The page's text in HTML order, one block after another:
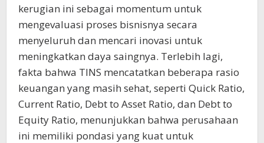
kerugian ini sebagai momentum untuk
mengevaluasi proses bisnisnya secara
menyeluruh dan mencari inovasi untuk
meningkatkan daya saingnya. Terlebih lagi,
fakta bahwa TINS mencatatkan beberapa rasio
keuangan yang masih sehat, seperti Quick Ratio,
Current Ratio, Debt to Asset Ratio, dan Debt to
Equity Ratio, menunjukkan bahwa perusahaan
ini memiliki pondasi yang kuat untuk